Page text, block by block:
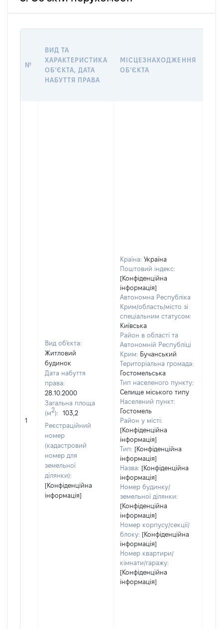
№
ВИД ТА
ХАРАКТЕРИСТИКА
ОБʼЄКТА, ДАТА
НАБУТТЯ ПРАВА
МІСЦЕЗНАХОДЖЕННЯ
ОБʼЄКТА
1
Вид об'єкта:
Житловий
будинок
Дата набуття
права:
28.10.2000
Загальна площа
(м2):
103,2
Реєстраційний
номер
(кадастровий
номер для
земельної
ділянки):
[Конфіденційна
інформація]
Країна: Україна
Поштовий індекс:
[Конфіденційна
інформація]
Автономна Республіка
Крим/область/місто зі
спеціальним статусом:
Київська
Район в області та
Автономній Республіці
Крим: Бучанський
Територіальна громада:
Гостомельська
Тип населеного пункту:
Селище міського типу
Населений пункт:
Гостомель
Район у місті:
[Конфіденційна
інформація]
Тип: [Конфіденційна
інформація]
Назва: [Конфіденційна
інформація]
Номер будинку/
земельної ділянки:
[Конфіденційна
інформація]
Номер корпусу/секції/
блоку: [Конфіденційна
інформація]
Номер квартири/
кімнати/гаражу:
[Конфіденційна
інформація]